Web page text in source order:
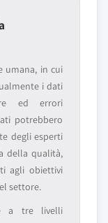
umana, in cui
i dati
ed errori
potrebbero
degli esperti
della qualità,
agli obiettivi
settore.
a tre livelli